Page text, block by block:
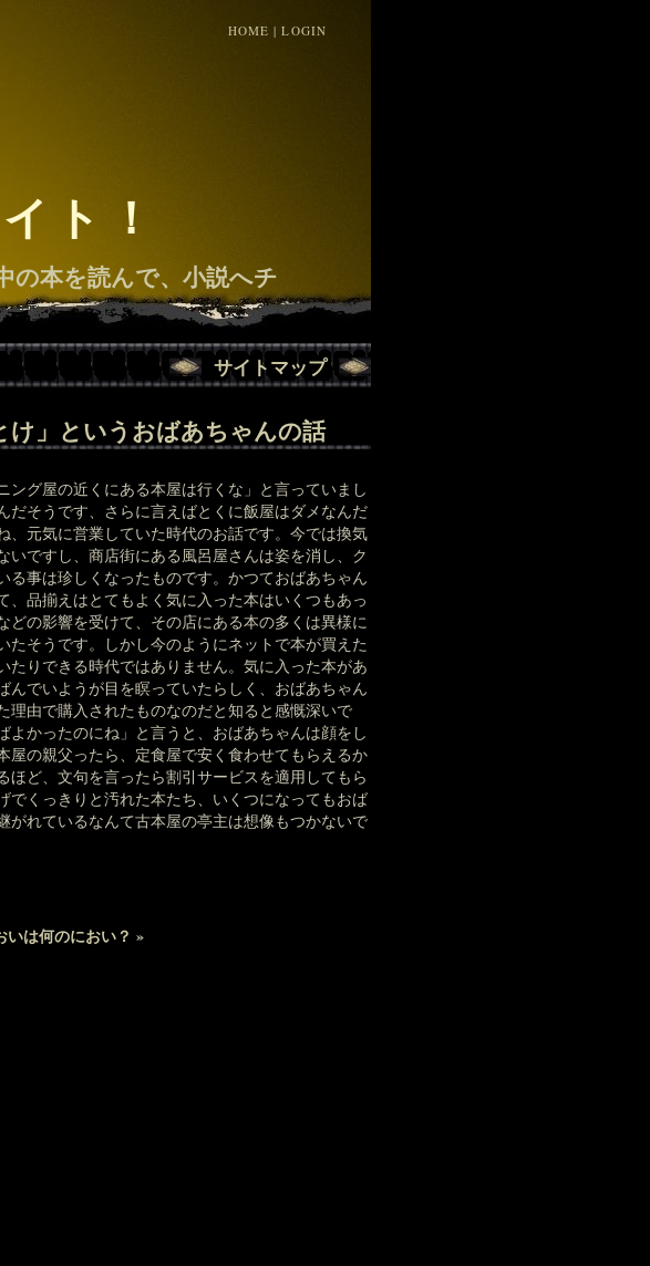
HOME |LOGIN
ト！
の本を読んで、小説へチ
サイトマップ
け」というおばあちゃんの話
グ屋の近くにある本屋は行くな」と言っていまし
だそうです、さらに言えばとくに飯屋はダメなんだ
、元気に営業していた時代のお話です。今では換気
ですし、商店街にある風呂屋さんは姿を消し、ク
る事は珍しくなったものです。かつておばあちゃん
品揃えはとてもよく気に入った本はいくつもあっ
の影響を受けて、その店にある本の多くは異様に
そうです。しかし今のようにネットで本が買えた
たりできる時代ではありません。気に入った本があ
んでいようが目を瞑っていたらしく、おばあちゃん
理由で購入されたものなのだと知ると感慨深いで
かったのにね」と言うと、おばあちゃんは顔をし
屋の親父ったら、定食屋で安く食わせてもらえるか
ほど、文句を言ったら割引サービスを適用してもら
でくっきりと汚れた本たち、いくつになってもおば
がれているなんて古本屋の亭主は想像もつかないで
いは何のにおい？ »